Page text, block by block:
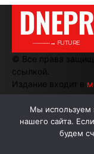
DNEPR
———→ FUTURE
© Все права
ссылкой.
Издание входит в
Мы используем
нашего сайта.
будем